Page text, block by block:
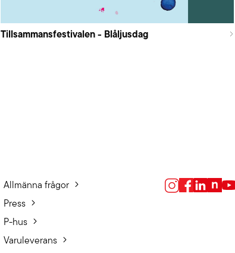
Tillsammansfestivalen - Blåljusdag
Allmänna frågor
Press
P-hus
Varuleverans